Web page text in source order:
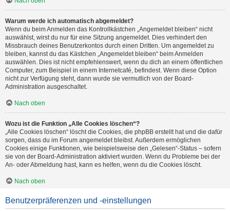
Warum werde ich automatisch abgemeldet?
Wenn du beim Anmelden das Kontrollkästchen „Angemeldet bleiben“ nicht
auswählst, wirst du nur für eine Sitzung angemeldet. Dies verhindert den
Missbrauch deines Benutzerkontos durch einen Dritten. Um angemeldet zu
bleiben, kannst du das Kästchen „Angemeldet bleiben“ beim Anmelden
auswählen. Dies ist nicht empfehlenswert, wenn du dich an einem öffentlichen
Computer, zum Beispiel in einem Internetcafé, befindest. Wenn diese Option
nicht zur Verfügung steht, dann wurde sie vermutlich von der Board-
Administration ausgeschaltet.
Nach oben
Wozu ist die Funktion „Alle Cookies löschen“?
„Alle Cookies löschen“ löscht die Cookies, die phpBB erstellt hat und die dafür
sorgen, dass du im Forum angemeldet bleibst. Außerdem ermöglichen
Cookies einige Funktionen, wie beispielsweise den „Gelesen“-Status – sofern
sie von der Board-Administration aktiviert wurden. Wenn du Probleme bei der
An- oder Abmeldung hast, kann es helfen, wenn du die Cookies löscht.
Nach oben
Benutzerpräferenzen und -einstellungen